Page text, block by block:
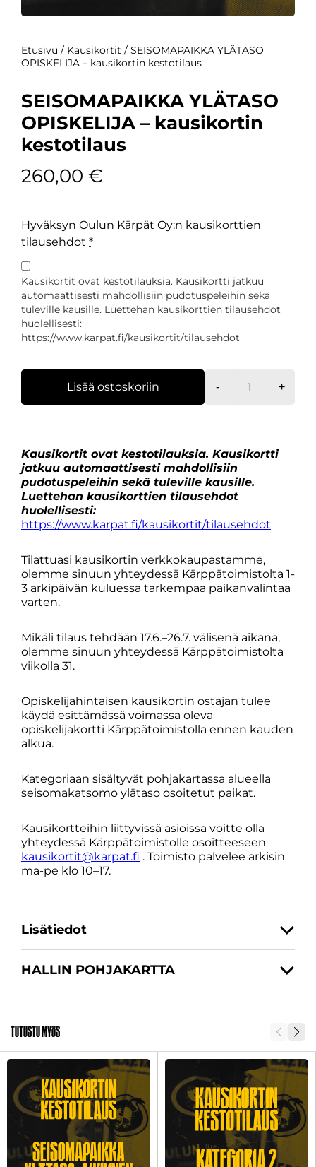
Etusivu / Kausikortit / SEISOMAPAIKKA YLÄTASO
OPISKELIJA – kausikortin kestotilaus
SEISOMAPAIKKA YLÄTASO
OPISKELIJA – kausikortin
kestotilaus
260,00 €
Hyväksyn Oulun Kärpät Oy:n kausikorttien
tilausehdot *
Kausikortit ovat kestotilauksia. Kausikortti jatkuu
automaattisesti mahdollisiin pudotuspeleihin sekä
tuleville kausille. Luettehan kausikorttien tilausehdot
huolellisesti:
https://www.karpat.fi/kausikortit/tilausehdot
-
kausikortin
kestotilaus
määrä
+
Lisää ostoskoriin
Kausikortit ovat kestotilauksia. Kausikortti
jatkuu automaattisesti mahdollisiin
pudotuspeleihin sekä tuleville kausille.
Luettehan kausikorttien tilausehdot
huolellisesti:
https://www.karpat.fi/kausikortit/tilausehdot
Tilattuasi kausikortin verkkokaupastamme,
olemme sinuun yhteydessä Kärppätoimistolta 1-
3 arkipäivän kuluessa tarkempaa paikanvalintaa
varten.
Mikäli tilaus tehdään 17.6.–26.7. välisenä aikana,
olemme sinuun yhteydessä Kärppätoimistolta
viikolla 31.
Opiskelijahintaisen kausikortin ostajan tulee
käydä esittämässä voimassa oleva
opiskelijakortti Kärppätoimistolla ennen kauden
alkua.
Kategoriaan sisältyvät pohjakartassa alueella
seisomakatsomo ylätaso osoitetut paikat.
Kausikortteihin liittyvissä asioissa voitte olla
yhteydessä Kärppätoimistolle osoitteeseen
kausikortit@karpat.fi . Toimisto palvelee arkisin
ma-pe klo 10–17.
Lisätiedot
SKU
HALLIN POHJAKARTTA
Tutustu myös